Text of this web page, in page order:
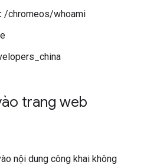
/chromeos/whoami
trang web
nội dung công khai không